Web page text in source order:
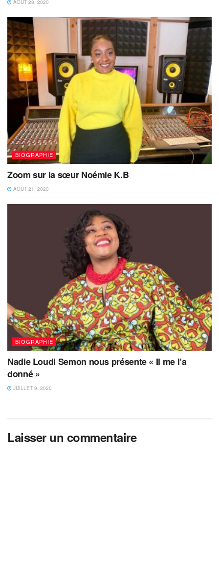
AOÛT 28, 2020
BIOGRAPHIE
Zoom sur la sœur Noémie K.B
AOÛT 21, 2020
BIOGRAPHIE
Nadie Loudi Semon nous présente « Il me l’a
donné »
JUILLET 9, 2020
Laisser un commentaire